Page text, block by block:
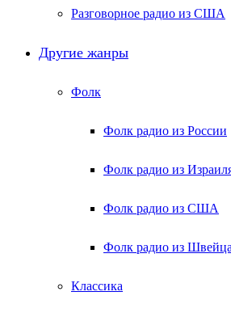
Разговорное радио из США
Другие жанры
Фолк
Фолк радио из России
Фолк радио из
Фолк радио из США
Фолк радио из
Классика